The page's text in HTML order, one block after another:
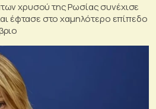
χρυσού της Ρωσίας συνέχισε
έφτασε στο χαμηλότερο επίπεδο